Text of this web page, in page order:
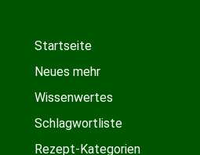
Startseite
Neues mehr
Wissenwertes
Schlagwortliste
Rezept-Kategorien